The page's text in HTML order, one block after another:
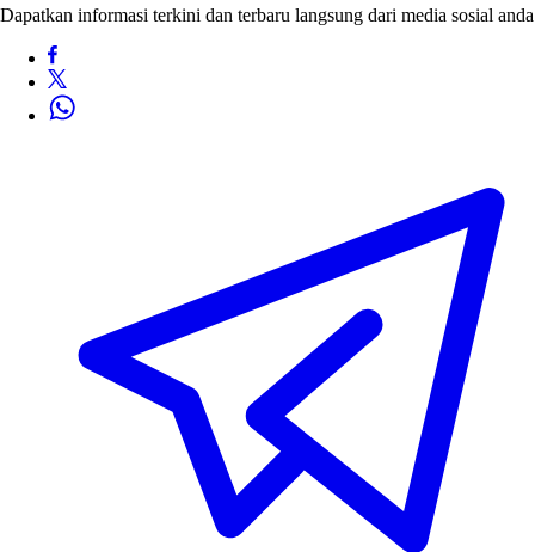
Dapatkan informasi terkini dan terbaru langsung dari media sosial anda